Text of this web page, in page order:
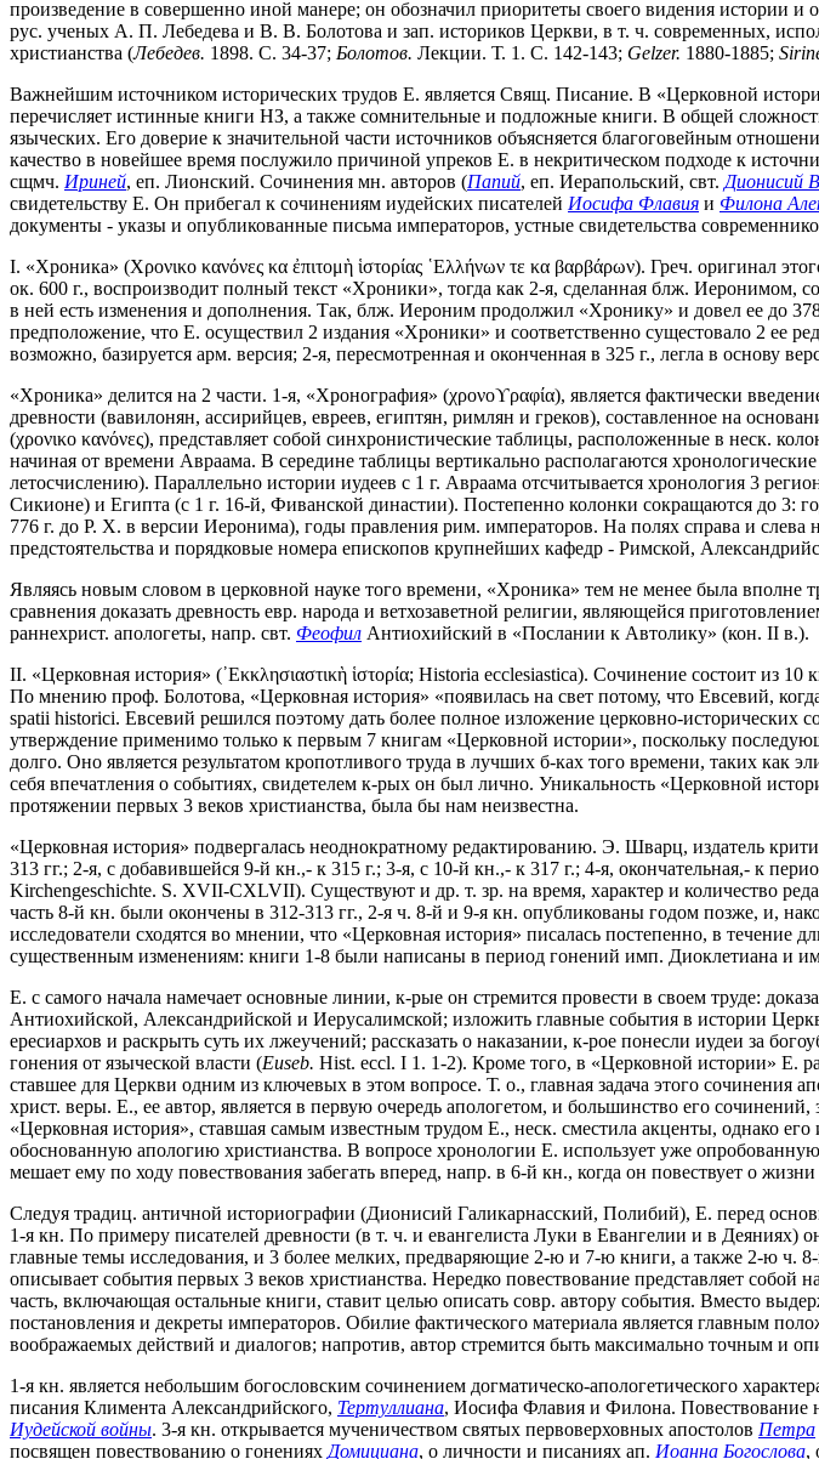
произведение в совершенно иной манере; он обозначил приоритеты своего видения
рус. ученых А. П. Лебедева и В. В. Болотова и зап. историков Церкви, в т. ч. современных,
христианства (Лебедев. 1898. С. 34-37; Болотов. Лекции. Т. 1. С. 142-143; Gelzer. 1880-1885;
Важнейшим источником исторических трудов Е. является Свящ. Писание. В «Церковной
перечисляет истинные книги НЗ, а также сомнительные и подложные книги. В общей
языческих. Его доверие к значительной части источников объясняется благоговейным
качество в новейшее время послужило причиной упреков Е. в некритическом подходе к
сщмч. Ириней, еп. Лионский. Сочинения мн. авторов (Папий, еп. Иерапольский, свт. Дионисий
свидетельству Е. Он прибегал к сочинениям иудейских писателей Иосифа Флавия и Филона
документы - указы и опубликованные письма императоров, устные свидетельства
I. «Хроника» (Χρονικο κανόνες κα ἐπιτομὴ ἱστορίας ῾Ελλήνων τε κα βαρβάρων). Греч. оригинал
ок. 600 г., воспроизводит полный текст «Хроники», тогда как 2-я, сделанная блж. Иеронимом,
в ней есть изменения и дополнения. Так, блж. Иероним продолжил «Хронику» и довел ее до
предположение, что Е. осуществил 2 издания «Хроники» и соответственно сущестовало 2 ее
возможно, базируется арм. версия; 2-я, пересмотренная и оконченная в 325 г., легла в основу
«Хроника» делится на 2 части. 1-я, «Хронография» (χρονοϒραφία), является фактически
древности (вавилонян, ассирийцев, евреев, египтян, римлян и греков), составленное на
(χρονικο κανόνες), представляет собой синхронистические таблицы, расположенные в неск.
начиная от времени Авраама. В середине таблицы вертикально располагаются
летосчислению). Параллельно истории иудеев с 1 г. Авраама отсчитывается хронология 3
Сикионе) и Египта (с 1 г. 16-й, Фиванской династии). Постепенно колонки сокращаются до 3:
776 г. до Р. Х. в версии Иеронима), годы правления рим. императоров. На полях справа и
предстоятельства и порядковые номера епископов крупнейших кафедр - Римской,
Являясь новым словом в церковной науке того времени, «Хроника» тем не менее была вполне
сравнения доказать древность евр. народа и ветхозаветной религии, являющейся
раннехрист. апологеты, напр. свт. Феофил Антиохийский в «Послании к Автолику» (кон. II в.).
II. «Церковная история» (᾿Εκκλησιαστικὴ ἱστορία; Historia ecclesiastica). Сочинение состоит
По мнению проф. Болотова, «Церковная история» «появилась на свет потому, что Евсевий,
spatii historici. Евсевий решился поэтому дать более полное изложение церковно-исторических
утверждение применимо только к первым 7 книгам «Церковной истории», поскольку
долго. Оно является результатом кропотливого труда в лучших б-ках того времени, таких как
себя впечатления о событиях, свидетелем к-рых он был лично. Уникальность «Церковной
протяжении первых 3 веков христианства, была бы нам неизвестна.
«Церковная история» подвергалась неоднократному редактированию. Э. Шварц, издатель
313 гг.; 2-я, с добавившейся 9-й кн.,- к 315 г.; 3-я, с 10-й кн.,- к 317 г.; 4-я, окончательная,- к
Kirchengeschichte. S. XVII-CXLVII). Cуществуют и др. т. зр. на время, характер и количество
часть 8-й кн. были окончены в 312-313 гг., 2-я ч. 8-й и 9-я кн. опубликованы годом позже, и,
исследователи сходятся во мнении, что «Церковная история» писалась постепенно, в течение
существенным изменениям: книги 1-8 были написаны в период гонений имп. Диоклетиана и
Е. с самого начала намечает основные линии, к-рые он стремится провести в своем труде:
Антиохийской, Александрийской и Иерусалимской; изложить главные события в истории
ересиархов и раскрыть суть их лжеучений; рассказать о наказании, к-рое понесли иудеи за
гонения от языческой власти (Euseb. Hist. eccl. I 1. 1-2). Кроме того, в «Церковной истории» Е.
ставшее для Церкви одним из ключевых в этом вопросе. Т. о., главная задача этого сочинения
христ. веры. Е., ее автор, является в первую очередь апологетом, и большинство его
«Церковная история», ставшая самым известным трудом Е., неск. сместила акценты, однако
обоснованную апологию христианства. В вопросе хронологии Е. использует уже
мешает ему по ходу повествования забегать вперед, напр. в 6-й кн., когда он повествует о
Следуя традиц. античной историографии (Дионисий Галикарнасский, Полибий), Е. перед
1-я кн. По примеру писателей древности (в т. ч. и евангелиста Луки в Евангелии и в Деяниях)
главные темы исследования, и 3 более мелких, предваряющие 2-ю и 7-ю книги, а также 2-ю ч.
описывает события первых 3 веков христианства. Нередко повествование представляет
часть, включающая остальные книги, ставит целью описать совр. автору события. Вместо
постановления и декреты императоров. Обилие фактического материала является главным
воображаемых действий и диалогов; напротив, автор стремится быть максимально точным и
1-я кн. является небольшим богословским сочинением догматическо-апологетического
писания Климента Александрийского, Тертуллиана, Иосифа Флавия и Филона. Повествование
Иудейской войны. 3-я кн. открывается мученичеством святых первоверховных апостолов Петра
посвящен повествованию о гонениях Домициана, о личности и писаниях ап. Иоанна Богослова,